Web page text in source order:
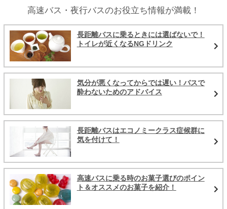
高速バス・夜行バスのお役立ち情報が満載！
長距離バスに乗るときには選ばないで！
トイレが近くなるNGドリンク
気分が悪くなってからでは遅い！バスで
酔わないためのアドバイス
長距離バスはエコノミークラス症候群に
気を付けて！
高速バスに乗る時のお菓子選びのポイン
ト＆オススメのお菓子を紹介！